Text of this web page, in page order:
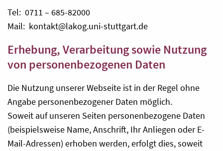
Tel: 0711 – 685-82000
Mail: kontakt@lakog.uni-stuttgart.de
Erhebung, Verarbeitung sowie Nutzung
von personenbezogenen Daten
Die Nutzung unserer Webseite ist in der Regel ohne
Angabe personenbezogener Daten möglich.
Soweit auf unseren Seiten personenbezogene Daten
(beispielsweise Name, Anschrift, Ihr Anliegen oder E-
Mail-Adressen) erhoben werden, erfolgt dies, soweit